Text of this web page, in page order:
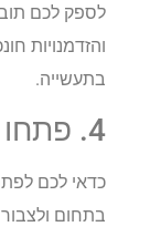
לספק לכם
והזדמנויות
בתעשייה.
4. פתחו רעיון שיש לכם
כדאי לכם
בתחום ולצבור